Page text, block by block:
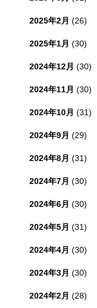
2025年2月 (26)
2025年1月 (30)
2024年12月 (30)
2024年11月 (30)
2024年10月 (31)
2024年9月 (29)
2024年8月 (31)
2024年7月 (30)
2024年6月 (30)
2024年5月 (31)
2024年4月 (30)
2024年3月 (30)
2024年2月 (28)